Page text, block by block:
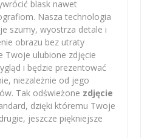
blask nawet
Nasza technologia
szumy, wyostrza detale i
obrazu bez utraty
Twoje ulubione zdjęcie
i będzie prezentować
niezależnie od jego
Tak odświeżone zdjęcie
dzięki któremu Twoje
jeszcze piękniejsze